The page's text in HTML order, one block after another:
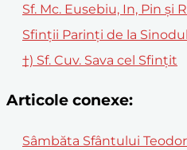
Sf. Mc. Eusebiu, In, Pin și
Sfinţii Parinţi de la
†) Sf. Cuv. Sava cel Sfinţit
Articole conexe:
Sâmbăta Sfântului